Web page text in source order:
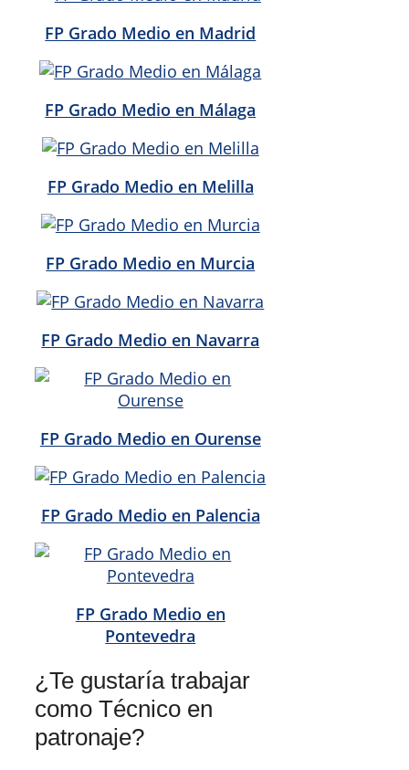
FP Grado Medio en Madrid
FP Grado Medio en Málaga
FP Grado Medio en Melilla
FP Grado Medio en Murcia
FP Grado Medio en Navarra
FP Grado Medio en Ourense
FP Grado Medio en Palencia
FP Grado Medio en
Pontevedra
¿Te gustaría trabajar
como Técnico en
patronaje?